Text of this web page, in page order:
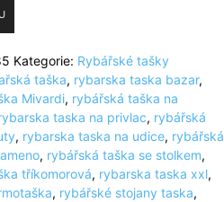
Kategorie: Rybářské tašky
taška, rybarska taska bazar,
Mivardi, rybářská taška na
taska na privlac, rybářská
, rybarska taska na udice, rybářská
, rybářská taška se stolkem,
tříkomorová, rybarska taska xxl,
, rybářské stojany taska,